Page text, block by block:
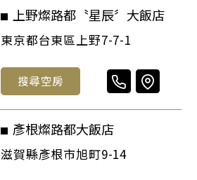
上野燦路都〝星辰〞大飯店
東京都台東區上野7-7-1
搜尋空房
彥根燦路都大飯店
滋賀縣彥根市旭町9-14